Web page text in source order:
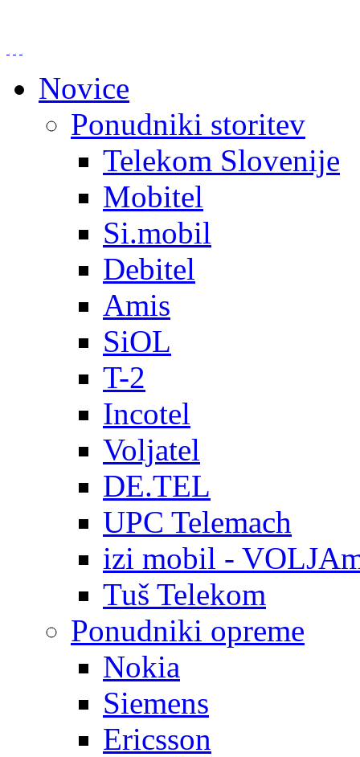
Novice
Ponudniki storitev
Telekom Slovenije
Mobitel
Si.mobil
Debitel
Amis
SiOL
T-2
Incotel
Voljatel
DE.TEL
UPC Telemach
izi mobil -
Tuš Telekom
Ponudniki opreme
Nokia
Siemens
Ericsson